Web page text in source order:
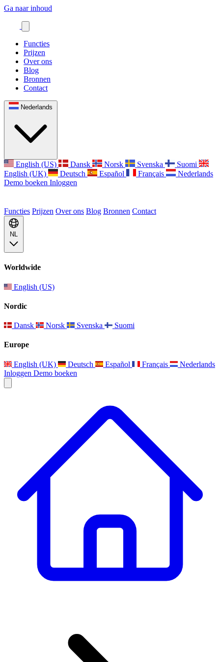
Ga naar inhoud
Functies
Prijzen
Over ons
Blog
Bronnen
Contact
Nederlands
English (US) Dansk Norsk Svenska
Suomi
English (UK)
Deutsch Español Français
Nederlands
Demo boeken Inloggen
Functies Prijzen Over ons Blog Bronnen Contact
NL
Worldwide
English (US)
Nordic
Dansk Norsk Svenska Suomi
Europe
English (UK) Deutsch Español Français
Nederlands
Inloggen Demo boeken